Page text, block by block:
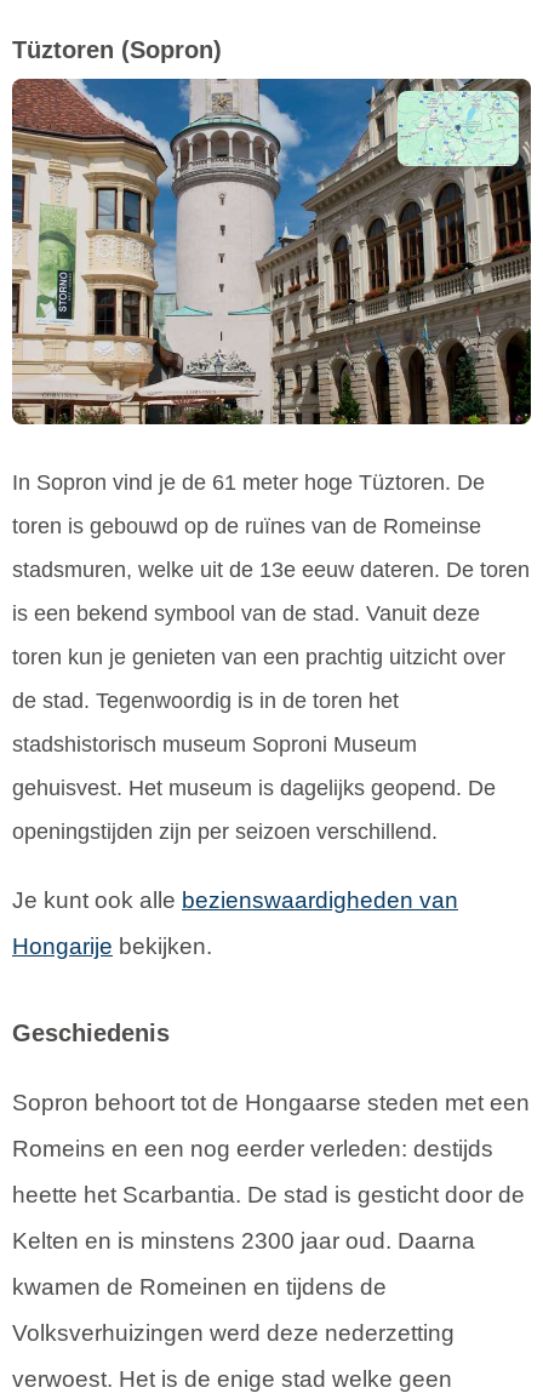
Tüztoren (Sopron)
In Sopron vind je de 61 meter hoge Tüztoren. De
toren is gebouwd op de ruïnes van de Romeinse
stadsmuren, welke uit de 13e eeuw dateren. De toren
is een bekend symbool van de stad. Vanuit deze
toren kun je genieten van een prachtig uitzicht over
de stad. Tegenwoordig is in de toren het
stadshistorisch museum Soproni Museum
gehuisvest. Het museum is dagelijks geopend. De
openingstijden zijn per seizoen verschillend.
Je kunt ook alle bezienswaardigheden van
Hongarije bekijken.
Geschiedenis
Sopron behoort tot de Hongaarse steden met een
Romeins en een nog eerder verleden: destijds
heette het Scarbantia. De stad is gesticht door de
Kelten en is minstens 2300 jaar oud. Daarna
kwamen de Romeinen en tijdens de
Volksverhuizingen werd deze nederzetting
verwoest. Het is de enige stad welke geen